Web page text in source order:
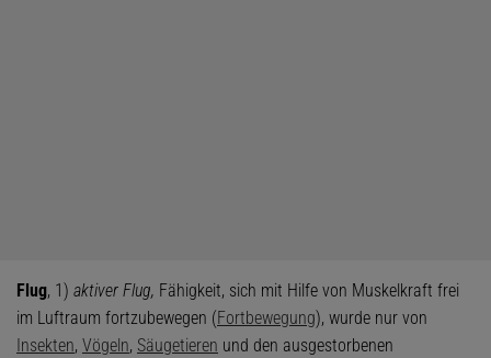
Flug, 1) aktiver Flug, Fähigkeit, sich mit Hilfe von Muskelkraft frei
im Luftraum fortzubewegen (Fortbewegung), wurde nur von
Insekten, Vögeln, Säugetieren und den ausgestorbenen